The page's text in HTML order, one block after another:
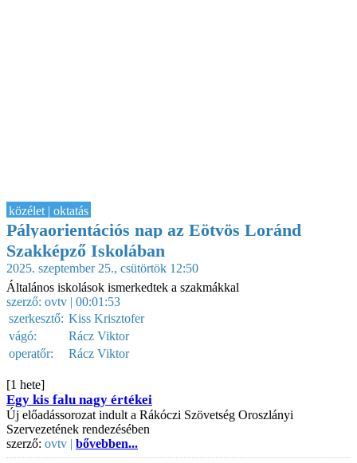
közélet | oktatás
Pályaorientációs nap az Eötvös Loránd
Szakképző Iskolában
2025. szeptember 25., csütörtök 12:50
Általános iskolások ismerkedtek a szakmákkal
szerző: ovtv | 00:01:53
szerkesztő: Kiss Krisztofer
vágó:
Rácz Viktor
operatőr:
Rácz Viktor
[1 hete]
Egy kis falu nagy értékei
Új előadássorozat indult a Rákóczi Szövetség Oroszlányi
Szervezetének rendezésében
szerző: ovtv | bővebben...